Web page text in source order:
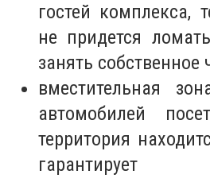
гостей комплекса,
не придется
занять собственное
вместительная
автомобилей
территория
гарантирует